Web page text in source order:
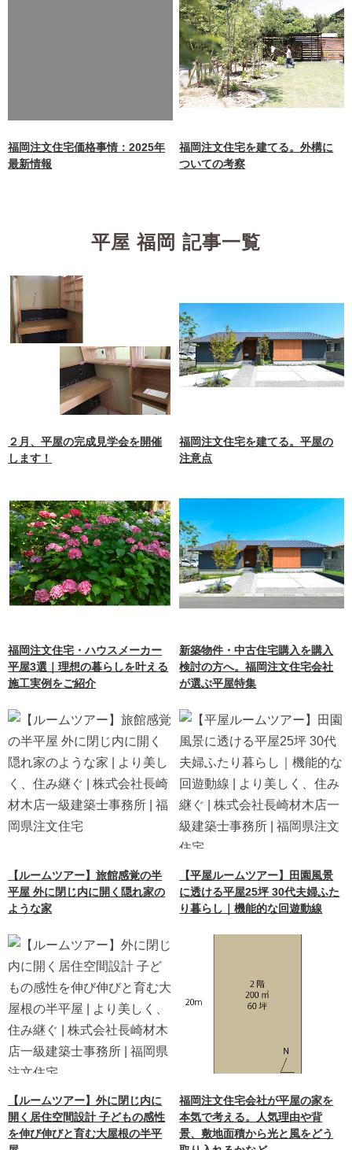
content/themes/nagasaki/f
unctions.phpon line87
福岡注文住宅価格事情：2025年
最新情報
福岡注文住宅を建てる。外構に
ついての考察
平屋 福岡 記事一覧
２月、平屋の完成見学会を開催
します！
福岡注文住宅を建てる。平屋の
注意点
福岡注文住宅・ハウスメーカー
平屋3選｜理想の暮らしを叶える
施工実例をご紹介
新築物件・中古住宅購入を購入
検討の方へ。福岡注文住宅会社
が選ぶ平屋特集
【ルームツアー】旅館感覚の半
平屋 外に閉じ内に開く隠れ家の
ような家
【平屋ルームツアー】田園風景
に透ける平屋25坪 30代夫婦ふた
り暮らし｜機能的な回遊動線
【ルームツアー】外に閉じ内に
開く居住空間設計 子どもの感性
を伸び伸びと育む大屋根の半平
福岡注文住宅会社が平屋の家を
本気で考える。人気理由や背
景、敷地面積から光と風をどう